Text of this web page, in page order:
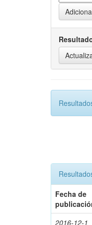
Fecha de
2016-12-1